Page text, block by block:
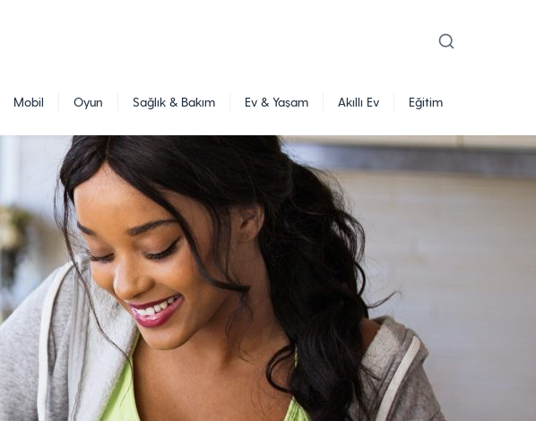
Mobil Oyun Sağlık & Bakım Ev & Yaşam Akıllı Ev Eğitim